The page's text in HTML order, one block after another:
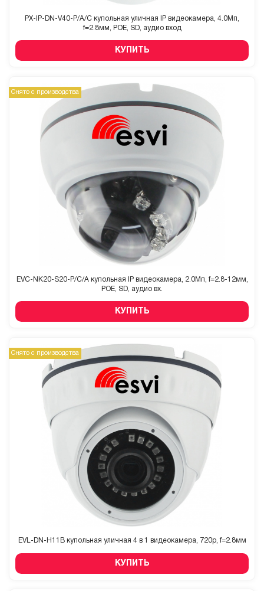
PX-IP-DN-V40-P/A/C купольная уличная IP видеокамера, 4.0Мп,
f=2.8мм, POE, SD, аудио вход
КУПИТЬ
Снято с производства
EVC-NK20-S20-P/C/A купольная IP видеокамера, 2.0Мп, f=2.8-12мм,
POE, SD, аудио вх.
КУПИТЬ
Снято с производства
EVL-DN-H11B купольная уличная 4 в 1 видеокамера, 720p, f=2.8мм
КУПИТЬ